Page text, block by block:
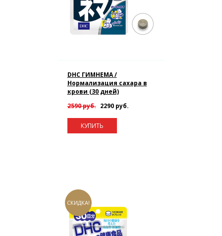
DHC ГИМНЕМА /
Нормализация сахара в
крови (30 дней)
2590 руб. 2290 руб.
КУПИТЬ
СКИДКА!